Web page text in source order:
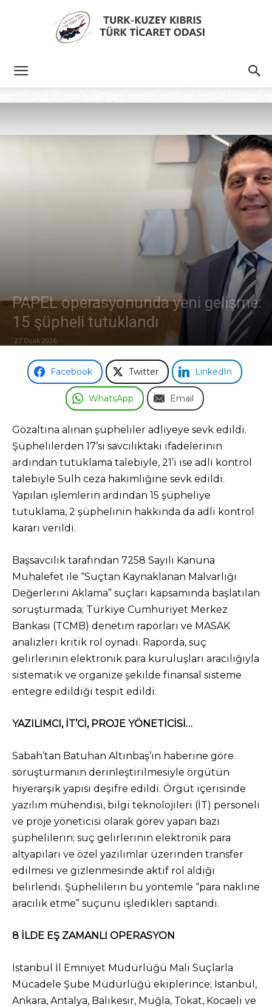
Kıbrıs
Ticaret
Odası
PAPEL operasyonunda yeni gelişme:
15 şüpheli tutuklandı
27 Ocak 2026
Facebook Twitter LinkedIn
WhatsApp Email
Gözaltına alınan şüpheliler adliyeye sevk edildi.
Şüphelilerden 17’si savcılıktaki ifadelerinin
ardından tutuklama talebiyle, 21’i ise adli kontrol
talebiyle Sulh ceza hakimliğine sevk edildi.
Yapılan işlemlerin ardından 15 şüpheliye
tutuklama, 2 şüphelinin hakkında da adli kontrol
kararı verildi.
Başsavcılık tarafından 7258 Sayılı Kanuna
Muhalefet ile “Suçtan Kaynaklanan Malvarlığı
Değerlerini Aklama” suçları kapsamında başlatılan
soruşturmada; Türkiye Cumhuriyet Merkez
Bankası (TCMB) denetim raporları ve MASAK
analizleri kritik rol oynadı. Raporda, suç
gelirlerinin elektronik para kuruluşları aracılığıyla
sistematik ve organize şekilde finansal sisteme
entegre edildiği tespit edildi.
YAZILIMCI, İT’Cİ, PROJE YÖNETİCİSİ…
Sabah’tan Batuhan Altınbaş’ın haberine göre
soruşturmanın derinleştirilmesiyle örgütün
hiyerarşik yapısı deşifre edildi. Örgüt içerisinde
yazılım mühendisi, bilgi teknolojileri (İT) personeli
ve proje yöneticisi olarak görev yapan bazı
şüphelilerin; suç gelirlerinin elektronik para
altyapıları ve özel yazılımlar üzerinden transfer
edilmesi ve gizlenmesinde aktif rol aldığı
belirlendi. Şüphelilerin bu yöntemle “para nakline
aracılık etme” suçunu işledikleri saptandı.
8 İLDE EŞ ZAMANLI OPERASYON
İstanbul İl Emniyet Müdürlüğü Mali Suçlarla
Mücadele Şube Müdürlüğü ekiplerince; İstanbul,
Ankara, Antalya, Balıkesir, Muğla, Tokat, Kocaeli ve